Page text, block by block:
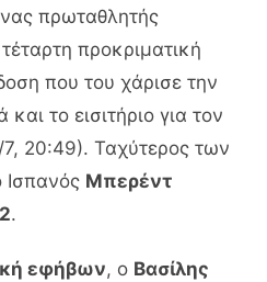
πρωταθλητής
προκριματική
που του χάρισε την
και το εισιτήριο για τον
20:49). Ταχύτερος των
Ισπανός Μπερέντ
.
εφήβων, ο Βασίλης